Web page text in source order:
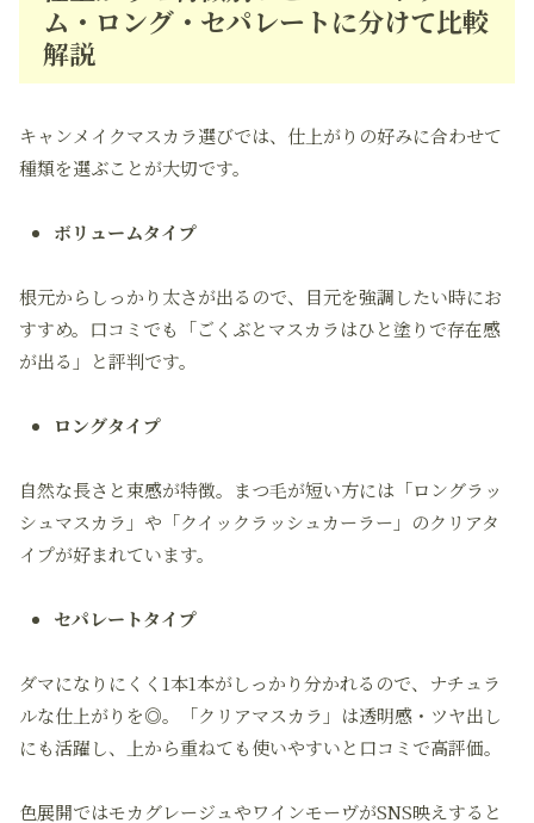
ム・ロング・セパレートに分けて比較
解説
キャンメイクマスカラ選びでは、仕上がりの好みに合わせて
種類を選ぶことが大切です。
ボリュームタイプ
根元からしっかり太さが出るので、目元を強調したい時にお
すすめ。口コミでも「ごくぶとマスカラはひと塗りで存在感
が出る」と評判です。
ロングタイプ
自然な長さと束感が特徴。まつ毛が短い方には「ロングラッ
シュマスカラ」や「クイックラッシュカーラー」のクリアタ
イプが好まれています。
セパレートタイプ
ダマになりにくく1本1本がしっかり分かれるので、ナチュラ
ルな仕上がりを◎。「クリアマスカラ」は透明感・ツヤ出し
にも活躍し、上から重ねても使いやすいと口コミで高評価。
色展開ではモカグレージュやワインモーヴがSNS映えすると